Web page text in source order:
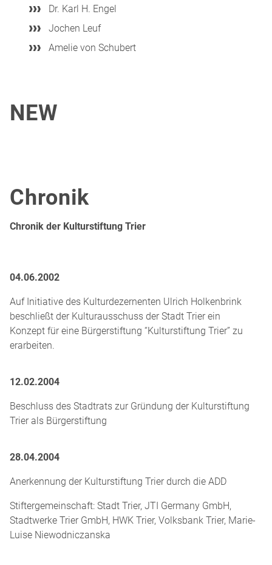
Dr. Karl H. Engel
Jochen Leuf
Amelie von Schubert
NEW
Chronik
Chronik der Kultur­stiftung Trier
04.06.2002
Auf Initiative des Kulturdezernenten Ulrich Holkenbrink
beschließt der Kulturausschuss der Stadt Trier ein
Konzept für eine Bürger­stiftung “Kulturstiftung Trier” zu
erarbeiten.
12.02.2004
Beschluss des Stadtrats zur Gründung der Kultur­stiftung
Trier als Bürgerstiftung
28.04.2004
Anerkennung der Kultur­stiftung Trier durch die ADD
Stiftergemeinschaft: Stadt Trier, JTI Germany GmbH,
Stadtwerke Trier GmbH, HWK Trier, Volksbank Trier, Marie-
Luise Niewodniczanska